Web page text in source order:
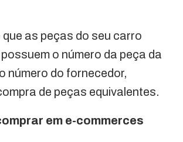
que as peças do seu carro
o número da peça da
número do fornecedor,
de peças equivalentes.
em e-commerces